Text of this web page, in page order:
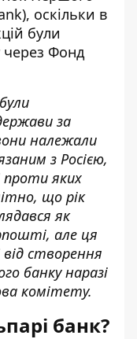
оскільки в
були
через Фонд
за
належали
з Росією,
проти яких
що рік
як
але ця
від створення
банку наразі
комітету.
банк?